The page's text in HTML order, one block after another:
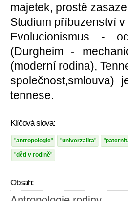
majetek, prostě
Studium příbuzenství
Evolucionismus -
(Durgheim -
(moderní rodina),
tennese.
Klíčová slova:
antropologie univerzalita
děti v rodině
Obsah: